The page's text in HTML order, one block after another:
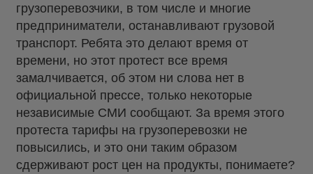
грузоперевозчики, в том числе и многие
предприниматели, останавливают грузовой
транспорт. Ребята это делают время от
времени, но этот протест все время
замалчивается, об этом ни слова нет в
официальной прессе, только некоторые
независимые СМИ сообщают. За время этого
протеста тарифы на грузоперевозки не
повысились, и это они таким образом
сдерживают рост цен на продукты, понимаете?